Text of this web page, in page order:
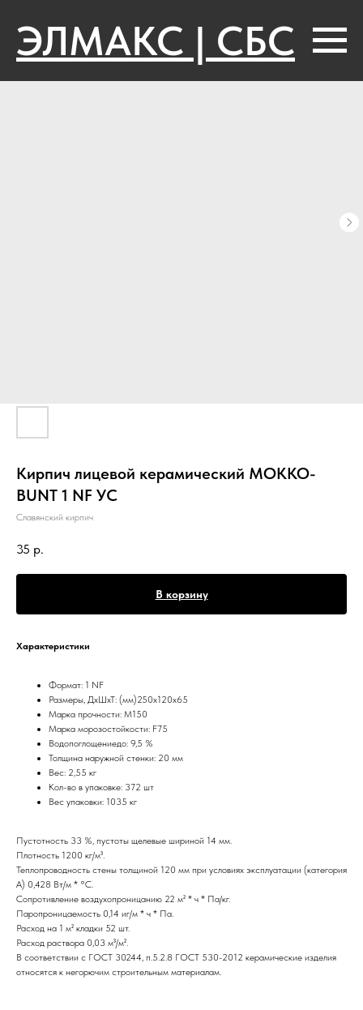
ЭЛМАКС | СБС
Кирпич лицевой керамический МОККО-
BUNT 1 NF УС
Славянский кирпич
35 р.
В корзину
Характеристики
Формат: 1 NF
Размеры, ДхШхТ: (мм)250х120х65
Марка прочности: М150
Марка морозостойкости: F75
Водопоглощениедо: 9,5 %
Толщина наружной стенки: 20 мм
Вес: 2,55 кг
Кол-во в упаковке: 372 шт
Вес упаковки: 1035 кг
Пустотность 33 %, пустоты щелевые шириной 14 мм.
Плотность 1200 кг/м³.
Теплопроводность стены толщиной 120 мм при условиях эксплуатации (категория
А) 0,428 Вт/м * °С.
Сопротивление воздухопроницанию 22 м² * ч * Па/кг.
Паропроницаемость 0,14 иг/м * ч * Па.
Расход на 1 м² кладки 52 шт.
Расход раствора 0,03 м³/м².
В соответствии с ГОСТ 30244, п.5.2.8 ГОСТ 530-2012 керамические изделия
относятся к негорючим строительным материалам.